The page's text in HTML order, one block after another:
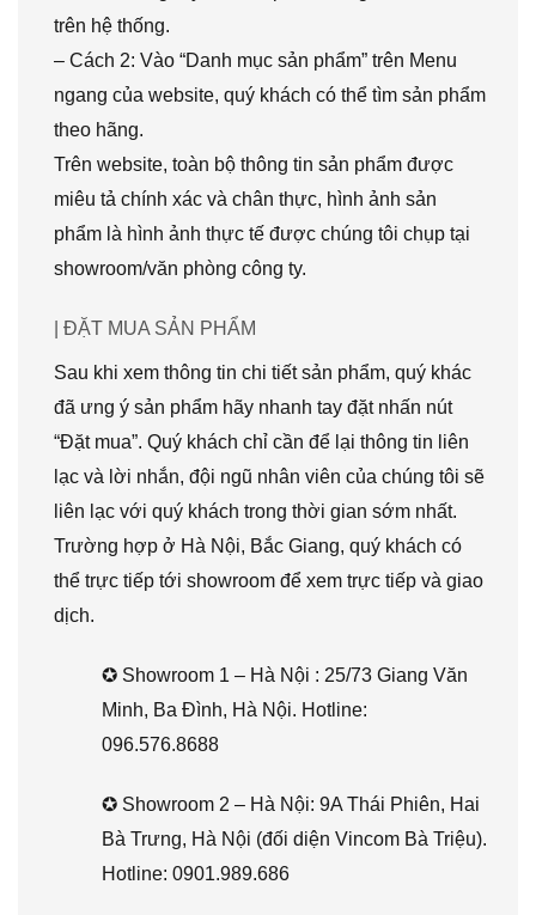
trên hệ thống.
– Cách 2: Vào “Danh mục sản phẩm” trên Menu
ngang của website, quý khách có thể tìm sản phẩm
theo hãng.
Trên website, toàn bộ thông tin sản phẩm được
miêu tả chính xác và chân thực, hình ảnh sản
phẩm là hình ảnh thực tế được chúng tôi chụp tại
showroom/văn phòng công ty.
| ĐẶT MUA SẢN PHẨM
Sau khi xem thông tin chi tiết sản phẩm, quý khác
đã ưng ý sản phẩm hãy nhanh tay đặt nhấn nút
“Đặt mua”. Quý khách chỉ cần để lại thông tin liên
lạc và lời nhắn, đội ngũ nhân viên của chúng tôi sẽ
liên lạc với quý khách trong thời gian sớm nhất.
Trường hợp ở Hà Nội, Bắc Giang, quý khách có
thể trực tiếp tới showroom để xem trực tiếp và giao
dịch.
✪ Showroom 1 – Hà Nội : 25/73 Giang Văn
Minh, Ba Đình, Hà Nội. Hotline:
096.576.8688
✪ Showroom 2 – Hà Nội: 9A Thái Phiên, Hai
Bà Trưng, Hà Nội (đối diện Vincom Bà Triệu).
Hotline: 0901.989.686